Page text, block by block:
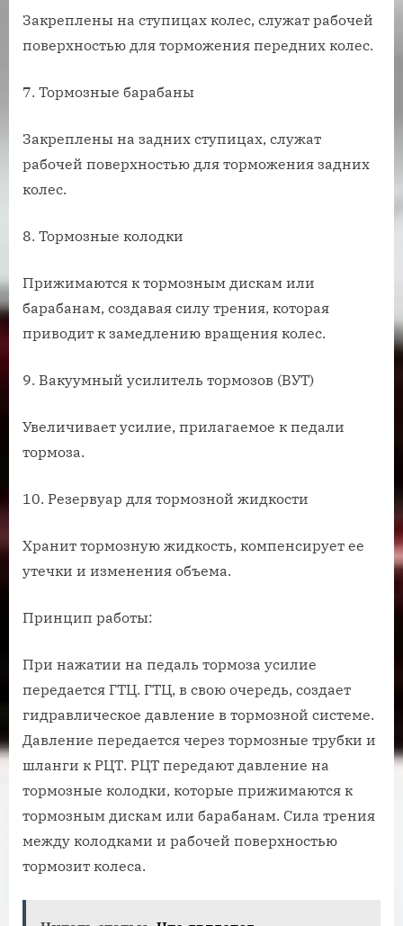
Закреплены на ступицах колес, служат рабочей
поверхностью для торможения передних колес.
7. Тормозные барабаны
Закреплены на задних ступицах, служат
рабочей поверхностью для торможения задних
колес.
8. Тормозные колодки
Прижимаются к тормозным дискам или
барабанам, создавая силу трения, которая
приводит к замедлению вращения колес.
9. Вакуумный усилитель тормозов (ВУТ)
Увеличивает усилие, прилагаемое к педали
тормоза.
10. Резервуар для тормозной жидкости
Хранит тормозную жидкость, компенсирует ее
утечки и изменения объема.
Принцип работы:
При нажатии на педаль тормоза усилие
передается ГТЦ. ГТЦ, в свою очередь, создает
гидравлическое давление в тормозной системе.
Давление передается через тормозные трубки и
шланги к РЦТ. РЦТ передают давление на
тормозные колодки, которые прижимаются к
тормозным дискам или барабанам. Сила трения
между колодками и рабочей поверхностью
тормозит колеса.